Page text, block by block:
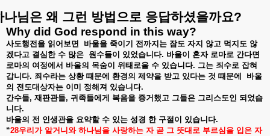
나님은 왜 그런 방법으로 응답하셨을까요?
Why did God respond in this way?
사도행전을 읽어보면 바울을 죽이기 전까지는 잠도 자지 않고 먹지도 않
겠다고 결심한 수 많은 원수들이 있었습니다. 바울이 혼자 로마로 간다면
로마의 여정에서 바울의 목숨이 위태로울 수 있습니다. 그는 죄수로 잡혀
갑니다. 죄수라는 상황 때문에 환경의 제약을 받고 있다는 것 때문에
바울
의 전도대상자는 이미 정해져 있습니다.
간수들, 재판관들, 귀족들에게 복음을 증거했고 그들은 그리스도인 되었습
니다.
바울의 전 인생관을 요약할 수 있는 성경 한 구절이 있습니다.
“28우리가 알거니와 하나님을 사랑하는 자 곧 그 뜻대로 부르심을 입은 자